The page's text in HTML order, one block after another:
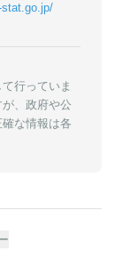
stat.go.jp/
行っていま
、政府や公
な情報は各